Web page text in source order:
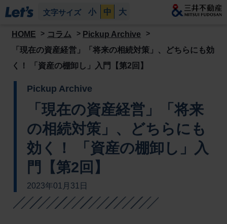
文字サイズ 小 中 大
HOME コラム
Pickup Archive
「現在の資産経営」「将来の相続対策」、どちらにも効
く！ 「資産の棚卸し」入門【第2回】
Pickup Archive
「現在の資産経営」「将来
の相続対策」、どちらにも
効く！ 「資産の棚卸し」入
門【第2回】
2023年01月31日